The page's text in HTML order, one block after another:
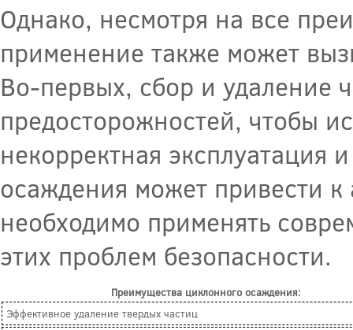
Однако, несмотря на все
применение также может
Во-первых, сбор и удаление
предосторожностей, чтобы
некорректная эксплуатация
осаждения может привести
необходимо применять
этих проблем безопасности.
Преимущества циклонного осаждения:
Эффективное удаление твердых частиц